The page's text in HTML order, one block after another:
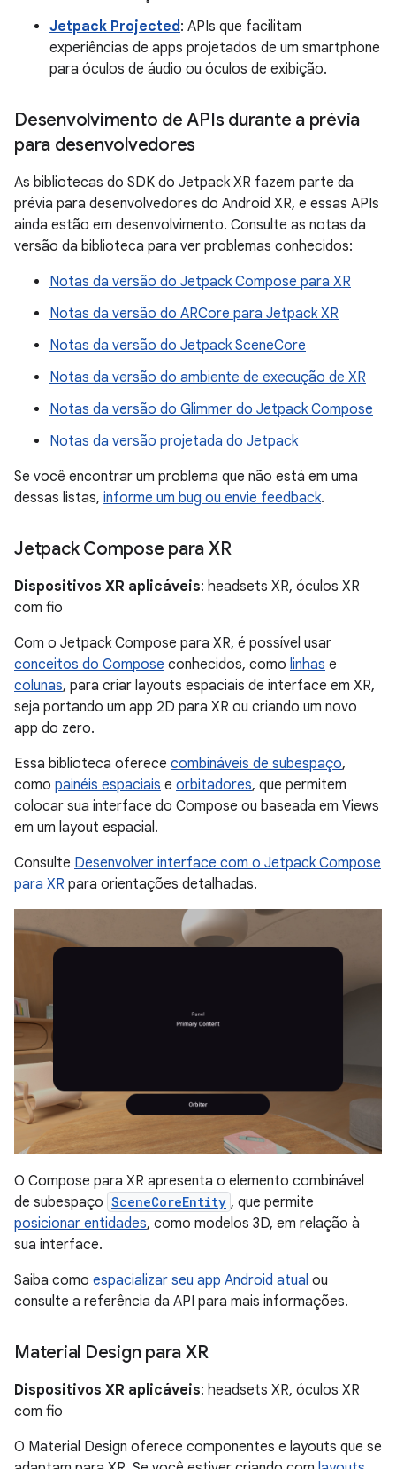
Jetpack Projected : APIs que facilitam
experiências de apps projetados de um smartphone
para óculos de áudio ou óculos de exibição.
Desenvolvimento de APIs durante a prévia
para desenvolvedores
As bibliotecas do SDK do Jetpack XR fazem parte da
prévia para desenvolvedores do Android XR, e essas APIs
ainda estão em desenvolvimento. Consulte as notas da
versão da biblioteca para ver problemas conhecidos:
Notas da versão do Jetpack Compose para XR
Notas da versão do ARCore para Jetpack XR
Notas da versão do Jetpack SceneCore
Notas da versão do ambiente de execução de XR
Notas da versão do Glimmer do Jetpack Compose
Notas da versão projetada do Jetpack
Se você encontrar um problema que não está em uma
dessas listas, informe um bug ou envie feedback.
Jetpack Compose para XR
Dispositivos XR aplicáveis: headsets XR, óculos XR
com fio
Com o Jetpack Compose para XR, é possível usar
conceitos do Compose conhecidos, como linhas e
colunas, para criar layouts espaciais de interface em XR,
seja portando um app 2D para XR ou criando um novo
app do zero.
Essa biblioteca oferece combináveis de subespaço,
como painéis espaciais e orbitadores, que permitem
colocar sua interface do Compose ou baseada em Views
em um layout espacial.
Consulte Desenvolver interface com o Jetpack Compose
para XR para orientações detalhadas.
O Compose para XR apresenta o elemento combinável
de subespaço SceneCoreEntity , que permite
posicionar entidades, como modelos 3D, em relação à
sua interface.
Saiba como espacializar seu app Android atual ou
consulte a referência da API para mais informações.
Material Design para XR
Dispositivos XR aplicáveis: headsets XR, óculos XR
com fio
O Material Design oferece componentes e layouts que se